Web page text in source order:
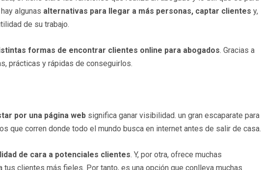
algunas alternativas para llegar a más personas, captar clientes y,
de su trabajo.
formas de encontrar clientes online para abogados. Gracias a
prácticas y rápidas de conseguirlos.
por una página web significa ganar visibilidad. un gran escaparate para
que corren donde todo el mundo busca en internet antes de salir de casa.
de cara a potenciales clientes. Y, por otra, ofrece muchas
clientes más fieles. Por tanto, es una opción que conlleva muchas